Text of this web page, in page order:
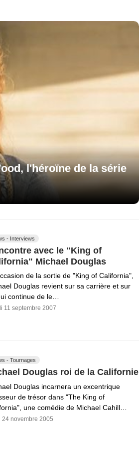
l'héroïne de la série
- Interviews
avec le "King of
Michael Douglas
de la sortie de "King of California",
Douglas revient sur sa carrière et sur
continue de le…
11 septembre 2007
- Tournages
Douglas roi de la Californie
Douglas incarnera un excentrique
de trésor dans "The King of
une comédie de Michael Cahill…
24 novembre 2005